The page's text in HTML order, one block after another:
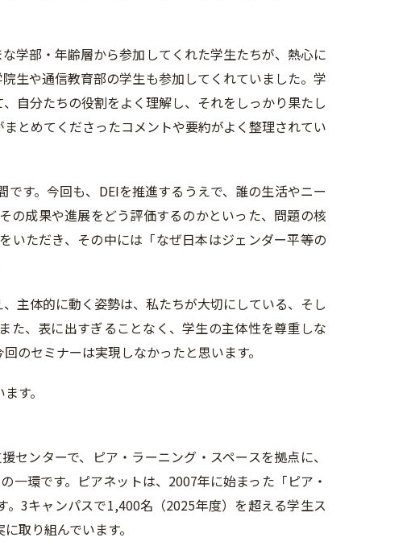
学部・年齢層から参加してくれた学生たちが、熱心に
生や通信教育部の学生も参加してくれていました。学
自分たちの役割をよく理解し、それをしっかり果たし
とめてくださったコメントや要約がよく整理されてい
す。今回も、DEIを推進するうえで、誰の生活やニー
の成果や進展をどう評価するのかといった、問題の核
いただき、その中には「なぜ日本はジェンダー平等の
主体的に動く姿勢は、私たちが大切にしている、そし
た、表に出すぎることなく、学生の主体性を尊重しな
のセミナーは実現しなかったと思います。
す。
ンターで、ピア・ラーニング・スペースを拠点に、
環です。ピアネットは、2007年に始まった「ピア・
3キャンパスで1,400名（2025年度）を超える学生ス
取り組んでいます。